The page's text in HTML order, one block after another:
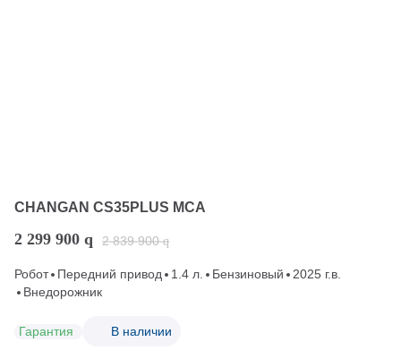
CHANGAN CS35PLUS MCA
2 299 900 q 2 839 900 q
Робот Передний привод 1.4 л. Бензиновый
2025 г.в.
Внедорожник
Гарантия В наличии